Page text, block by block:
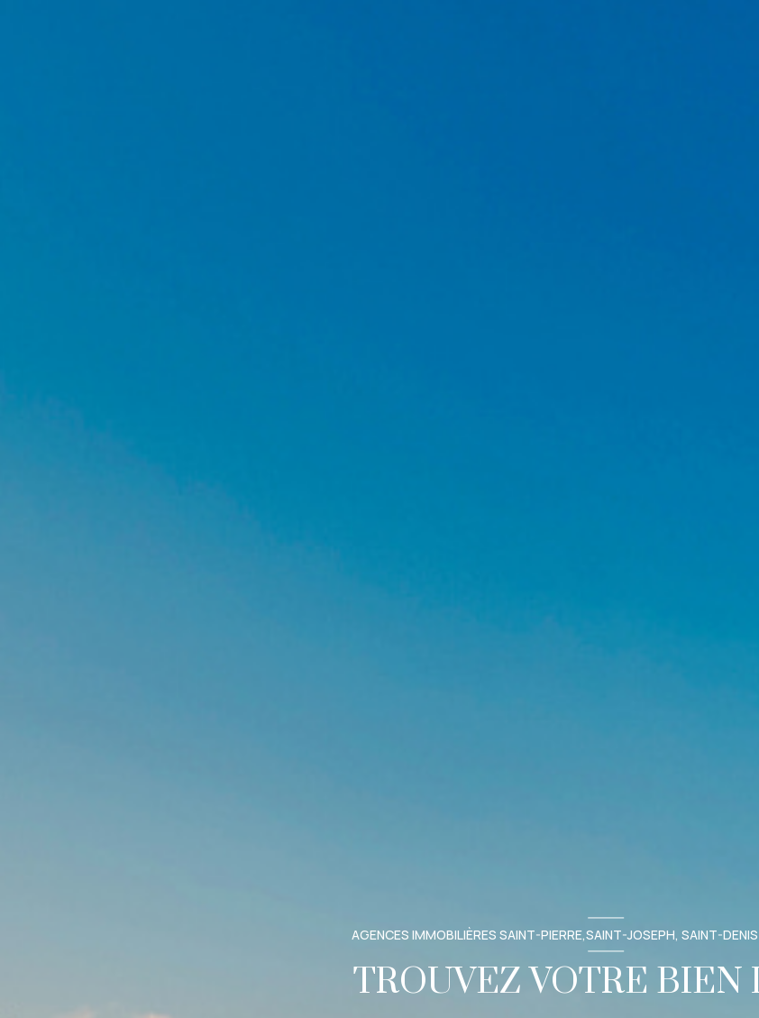
AGENCES IMMOBILIÈRES SAINT-PIERRE,SAINT-JOSEPH, SAINT-
TROUVEZ VOTRE BIEN